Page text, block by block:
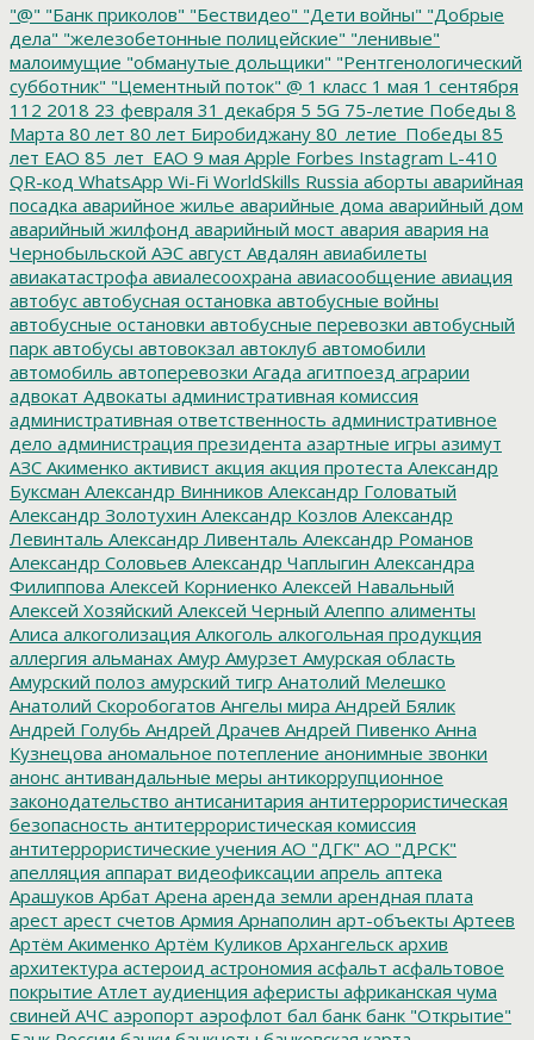
"@" "Банк приколов" "Бествидео" "Дети войны" "Добрые
дела" "железобетонные полицейские" "ленивые"
малоимущие "обманутые дольщики" "Рентгенологический
субботник" "Цементный поток" @ 1 класс 1 мая 1 сентября
112 2018 23 февраля 31 декабря 5 5G 75-летие Победы 8
Марта 80 лет 80 лет Биробиджану 80_летие_Победы 85
лет ЕАО 85_лет_ЕАО 9 мая Apple Forbes Instagram L-410
QR-код WhatsApp Wi-Fi WorldSkills Russia аборты аварийная
посадка аварийное жилье аварийные дома аварийный дом
аварийный жилфонд аварийный мост авария авария на
Чернобыльской АЭС август Авдалян авиабилеты
авиакатастрофа авиалесоохрана авиасообщение авиация
автобус автобусная остановка автобусные войны
автобусные остановки автобусные перевозки автобусный
парк автобусы автовокзал автоклуб автомобили
автомобиль автоперевозки Агада агитпоезд аграрии
адвокат Адвокаты административная комиссия
административная ответственность административное
дело администрация президента азартные игры азимут
АЗС Акименко активист акция акция протеста Александр
Буксман Александр Винников Александр Головатый
Александр Золотухин Александр Козлов Александр
Левинталь Александр Ливенталь Александр Романов
Александр Соловьев Александр Чаплыгин Александра
Филиппова Алексей Корниенко Алексей Навальный
Алексей Хозяйский Алексей Черный Алеппо алименты
Алиса алкоголизация Алкоголь алкогольная продукция
аллергия альманах Амур Амурзет Амурская область
Амурский полоз амурский тигр Анатолий Мелешко
Анатолий Скоробогатов Ангелы мира Андрей Бялик
Андрей Голубь Андрей Драчев Андрей Пивенко Анна
Кузнецова аномальное потепление анонимные звонки
анонс антивандальные меры антикоррупционное
законодательство антисанитария антитеррористическая
безопасность антитеррористическая комиссия
антитеррористические учения АО "ДГК" АО "ДРСК"
апелляция аппарат видеофиксации апрель аптека
Арашуков Арбат Арена аренда земли арендная плата
арест арест счетов Армия Арнаполин арт-объекты Артеев
Артём Акименко Артём Куликов Архангельск архив
архитектура астероид астрономия асфальт асфальтовое
покрытие Атлет аудиенция аферисты африканская чума
свиней АЧС аэропорт аэрофлот бал банк банк "Открытие"